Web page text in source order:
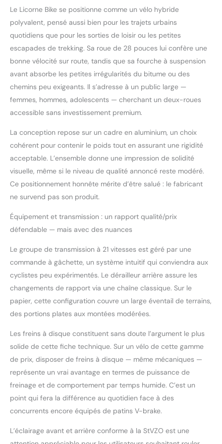
toutes les montagnes.
De qualité supérieure :
grâce à son dérailleur
optimisé, vous
bénéficierez d'un
confort de conduite
optimal en raison d’une
transmission nette et
souple. Vous êtes donc
assuré d'atteindre votre
destination quelles que
météorologiques. En
outre, vous recevrez un
installation rapide.
Design unique : les vélos
Licorne Bike ne brillent
Grâce à leur design
vélos de qualité
supérieure attirent
l'attention dans toutes
les situations Avec le
vélo de Licorne Bike,
tout le monde vous voit
sur la route grâce à
l’éclairage avant et
arrière. Matériaux de
est doté d'un cadre en
acier robuste et
résistant, afin que vous
puissiez l'utiliser dans
situation. En outre, le
vélo est pré-monté à
85 % et vous pouvez
directement après un
Le Licorne Bike se positionne comme un vélo hybride
polyvalent, pensé aussi bien pour les trajets urbains
quotidiens que pour les sorties de loisir ou les petites
escapades de trekking. Sa roue de 28 pouces lui confère une
bonne vélocité sur route, tandis que sa fourche à suspension
avant absorbe les petites irrégularités du bitume ou des
chemins peu exigeants. Il s’adresse à un public large —
femmes, hommes, adolescents — cherchant un deux-roues
accessible sans investissement premium.
La conception repose sur un cadre en aluminium, un choix
cohérent pour contenir le poids tout en assurant une rigidité
acceptable. L’ensemble donne une impression de solidité
visuelle, même si le niveau de qualité annoncé reste modéré.
Ce positionnement honnête mérite d’être salué : le fabricant
ne survend pas son produit.
Équipement et transmission : un rapport qualité/prix
défendable — mais avec des nuances
Le groupe de transmission à 21 vitesses est géré par une
commande à gâchette, un système intuitif qui conviendra aux
cyclistes peu expérimentés. Le dérailleur arrière assure les
changements de rapport via une chaîne classique. Sur le
papier, cette configuration couvre un large éventail de terrains,
des portions plates aux montées modérées.
Les freins à disque constituent sans doute l’argument le plus
solide de cette fiche technique. Sur un vélo de cette gamme
de prix, disposer de freins à disque — même mécaniques —
représente un vrai avantage en termes de puissance de
freinage et de comportement par temps humide. C’est un
point qui fera la différence au quotidien face à des
concurrents encore équipés de patins V-brake.
L’éclairage avant et arrière conforme à la StVZO est une